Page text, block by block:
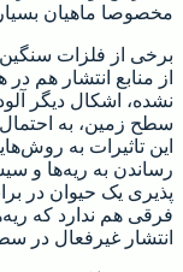
مخصوصا ماهیان
برخی از فلزات
از منابع انتشار هم
نشده، اشکال دیگر
سطح زمین، به
این تاثیرات به
رساندن به ریه‌ها و
پذیری یک حیوان در
فرقی هم ندارد که
انتشار غیرفعال در